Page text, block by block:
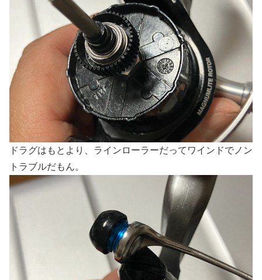
ドラグはもとより、ラインローラーだってワインドでノン
トラブルだもん。